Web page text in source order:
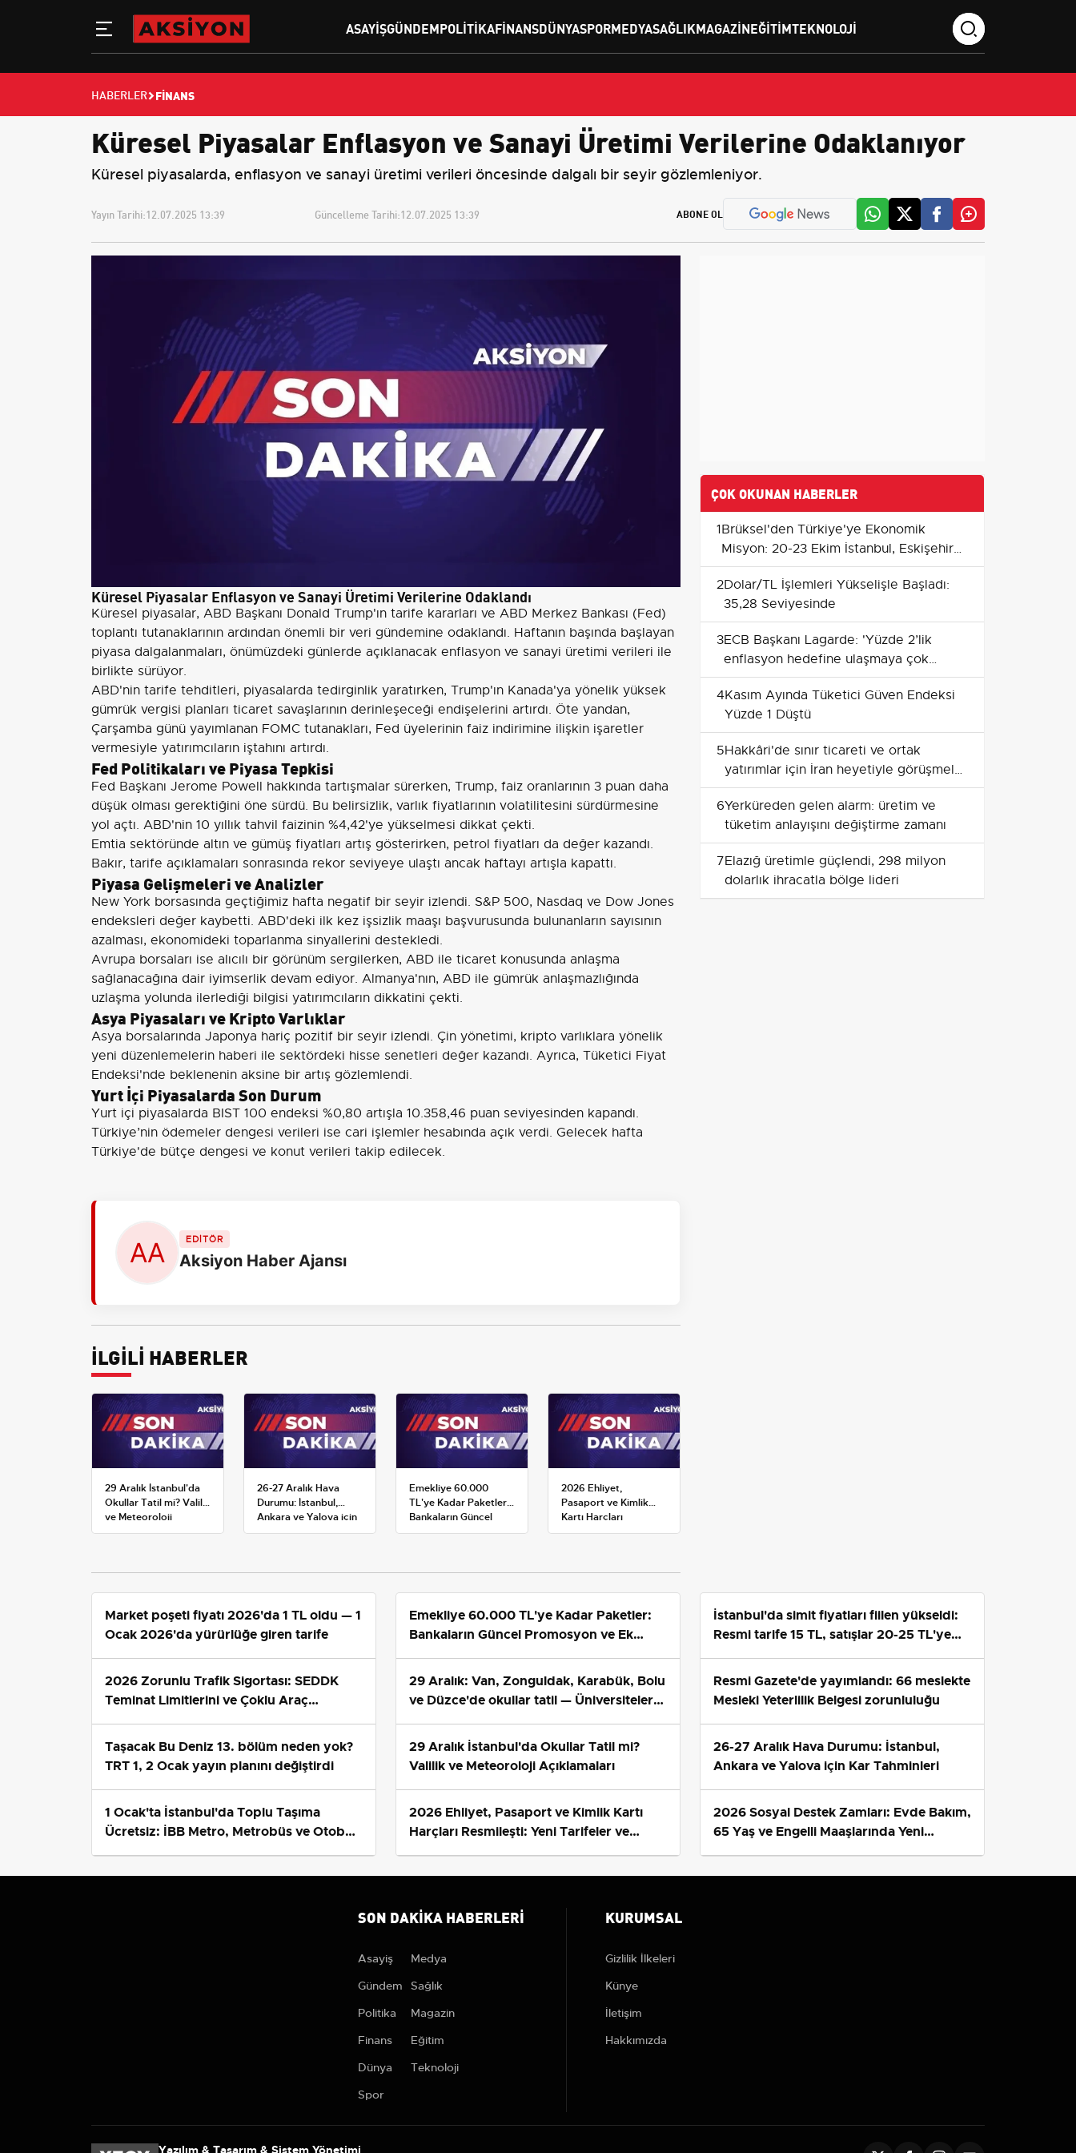
ASAYIŞGÜNDEMPOLITIKAFINANSDÜNYASPORMEDYASAĞLIKMAGAZINEĞITIMTEKNOLOJI
HABERLER FINANS
Küresel Piyasalar Enflasyon ve Sanayi Üretimi Verilerine Odaklanıyor
Küresel piyasalarda, enflasyon ve sanayi üretimi verileri öncesinde dalgalı bir seyir gözlemleniyor.
Yayın Tarihi:12.07.2025 13:39 Güncelleme Tarihi:12.07.2025 13:39 ABONE OL
Küresel Piyasalar Enflasyon ve Sanayi Üretimi Verilerine Odaklandı
Küresel piyasalar, ABD Başkanı Donald Trump'ın tarife kararları ve ABD Merkez Bankası (Fed)
toplantı tutanaklarının ardından önemli bir veri gündemine odaklandı. Haftanın başında başlayan
piyasa dalgalanmaları, önümüzdeki günlerde açıklanacak enflasyon ve sanayi üretimi verileri ile
birlikte sürüyor.
ABD'nin tarife tehditleri, piyasalarda tedirginlik yaratırken, Trump'ın Kanada'ya yönelik yüksek
gümrük vergisi planları ticaret savaşlarının derinleşeceği endişelerini artırdı. Öte yandan,
Çarşamba günü yayımlanan FOMC tutanakları, Fed üyelerinin faiz indirimine ilişkin işaretler
vermesiyle yatırımcıların iştahını artırdı.
Fed Politikaları ve Piyasa Tepkisi
Fed Başkanı Jerome Powell hakkında tartışmalar sürerken, Trump, faiz oranlarının 3 puan daha
düşük olması gerektiğini öne sürdü. Bu belirsizlik, varlık fiyatlarının volatilitesini sürdürmesine
yol açtı. ABD'nin 10 yıllık tahvil faizinin %4,42'ye yükselmesi dikkat çekti.
Emtia sektöründe altın ve gümüş fiyatları artış gösterirken, petrol fiyatları da değer kazandı.
Bakır, tarife açıklamaları sonrasında rekor seviyeye ulaştı ancak haftayı artışla kapattı.
Piyasa Gelişmeleri ve Analizler
New York borsasında geçtiğimiz hafta negatif bir seyir izlendi. S&P 500, Nasdaq ve Dow Jones
endeksleri değer kaybetti. ABD'deki ilk kez işsizlik maaşı başvurusunda bulunanların sayısının
azalması, ekonomideki toparlanma sinyallerini destekledi.
Avrupa borsaları ise alıcılı bir görünüm sergilerken, ABD ile ticaret konusunda anlaşma
sağlanacağına dair iyimserlik devam ediyor. Almanya'nın, ABD ile gümrük anlaşmazlığında
uzlaşma yolunda ilerlediği bilgisi yatırımcıların dikkatini çekti.
Asya Piyasaları ve Kripto Varlıklar
Asya borsalarında Japonya hariç pozitif bir seyir izlendi. Çin yönetimi, kripto varlıklara yönelik
yeni düzenlemelerin haberi ile sektördeki hisse senetleri değer kazandı. Ayrıca, Tüketici Fiyat
Endeksi'nde beklenenin aksine bir artış gözlemlendi.
Yurt İçi Piyasalarda Son Durum
Yurt içi piyasalarda BIST 100 endeksi %0,80 artışla 10.358,46 puan seviyesinden kapandı.
Türkiye’nin ödemeler dengesi verileri ise cari işlemler hesabında açık verdi. Gelecek hafta
Türkiye'de bütçe dengesi ve konut verileri takip edilecek.
EDİTÖR
Aksiyon Haber Ajansı
İLGİLİ HABERLER
29 Aralık İstanbul'da
Okullar Tatil mi? Valilik
ve Meteoroloji
Açıklamaları
26-27 Aralık Hava
Durumu: İstanbul,
Ankara ve Yalova için
Kar Tahminleri
Emekliye 60.000
TL'ye Kadar Paketler:
Bankaların Güncel
Promosyon ve Ek
2026 Ehliyet,
Pasaport ve Kimlik
Kartı Harçları
Resmileşti: Yeni
ÇOK OKUNAN HABERLER
1Brüksel'den Türkiye'ye Ekonomik
Misyon: 20-23 Ekim İstanbul, Eskişehir
ve Emirdağ
2Dolar/TL İşlemleri Yükselişle Başladı:
35,28 Seviyesinde
3ECB Başkanı Lagarde: 'Yüzde 2’lik
enflasyon hedefine ulaşmaya çok
yakınız'
4Kasım Ayında Tüketici Güven Endeksi
Yüzde 1 Düştü
5Hakkâri'de sınır ticareti ve ortak
yatırımlar için İran heyetiyle görüşmeler
yapıldı
6Yerküreden gelen alarm: üretim ve
tüketim anlayışını değiştirme zamanı
7Elazığ üretimle güçlendi, 298 milyon
dolarlık ihracatla bölge lideri
Market poşeti fiyatı 2026'da 1 TL oldu — 1
Ocak 2026'da yürürlüğe giren tarife
2026 Zorunlu Trafik Sigortası: SEDDK
Teminat Limitlerini ve Çoklu Araç
Taşacak Bu Deniz 13. bölüm neden yok?
TRT 1, 2 Ocak yayın planını değiştirdi
1 Ocak'ta İstanbul'da Toplu Taşıma
Ücretsiz: İBB Metro, Metrobüs ve Otobüs
Emekliye 60.000 TL'ye Kadar Paketler:
Bankaların Güncel Promosyon ve Ek
29 Aralık: Van, Zonguldak, Karabük, Bolu
ve Düzce'de okullar tatil — Üniversiteler
29 Aralık İstanbul'da Okullar Tatil mi?
Valilik ve Meteoroloji Açıklamaları
2026 Ehliyet, Pasaport ve Kimlik Kartı
Harçları Resmileşti: Yeni Tarifeler ve
İstanbul'da simit fiyatları fiilen yükseldi:
Resmi tarife 15 TL, satışlar 20-25 TL'ye
Resmi Gazete'de yayımlandı: 66 meslekte
Mesleki Yeterlilik Belgesi zorunluluğu
26-27 Aralık Hava Durumu: İstanbul,
Ankara ve Yalova için Kar Tahminleri
2026 Sosyal Destek Zamları: Evde Bakım,
65 Yaş ve Engelli Maaşlarında Yeni
SON DAKIKA HABERLERI
Asayiş
Gündem
Politika
Finans
Dünya
Spor
Medya
Sağlık
Magazin
Eğitim
Teknoloji
KURUMSAL
Gizlilik İlkeleri
Künye
İletişim
Hakkımızda
Yazılım & Tasarım & Sistem Yönetimi